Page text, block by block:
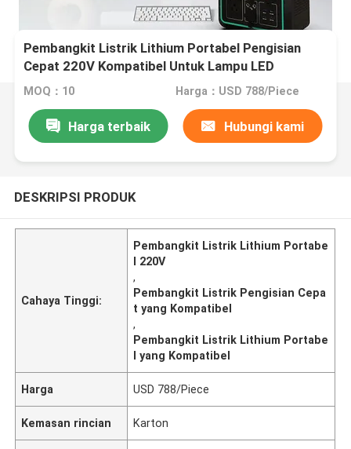
Pembangkit Listrik Lithium Portabel Pengisian
Cepat 220V Kompatibel Untuk Lampu LED
MOQ：10 Harga：USD 788/Piece
Harga terbaik Hubungi kami
DESKRIPSI PRODUK
Cahaya Tinggi:
Pembangkit Listrik Lithium Portabe
l 220V
,
Pembangkit Listrik Pengisian Cepa
t yang Kompatibel
,
Pembangkit Listrik Lithium Portabe
l yang Kompatibel
Harga USD 788/Piece
Kemasan rincian Karton